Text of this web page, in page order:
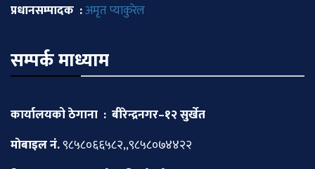
प्रधानसम्पादक :अमृत प्याकुरेल
सम्पर्क माध्याम
कार्यालयको ठेगाना : बीरेन्द्रनगर–१२ सुर्खेत
माेबाइल नं.९८५८०६६५८२,,९८५८०७४४२२